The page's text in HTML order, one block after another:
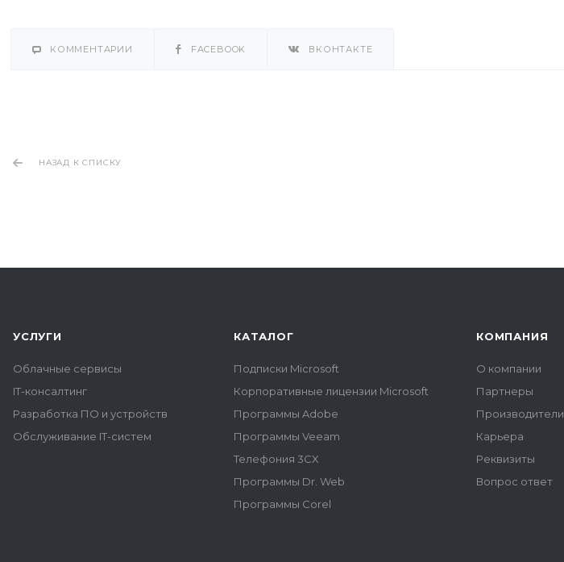
КОММЕНТАРИИ FACEBOOK ВКОНТАКТЕ
НАЗАД К СПИСКУ
УСЛУГИ
Облачные сервисы
IT-консалтинг
Разработка ПО и устройств
Обслуживание IT-систем
КАТАЛОГ
Подписки Microsoft
Корпоративные лицензии Microsoft
Программы Adobe
Программы Veeam
Телефония 3CX
Программы Dr. Web
Программы Corel
КОМПАНИЯ
О компании
Партнеры
Производители
Карьера
Реквизиты
Вопрос ответ